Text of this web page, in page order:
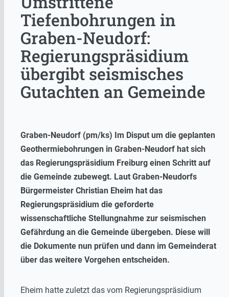
Tiefenbohrungen in
Graben-Neudorf:
Regierungspräsidium
übergibt seismisches
Gutachten an Gemeinde
Graben-Neudorf (pm/ks) Im Disput um die geplanten
Geothermiebohrungen in Graben-Neudorf hat sich
das Regierungspräsidium Freiburg einen Schritt auf
die Gemeinde zubewegt. Laut Graben-Neudorfs
Bürgermeister Christian Eheim hat das
Regierungspräsidium die geforderte
wissenschaftliche Stellungnahme zur seismischen
Gefährdung an die Gemeinde übergeben. Diese will
die Dokumente nun prüfen und dann im Gemeinderat
über das weitere Vorgehen entscheiden.
Eheim hatte zuletzt das vom Regierungspräsidium